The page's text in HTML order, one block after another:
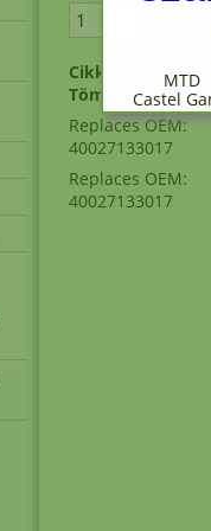
Cikkszám:
0907-
Tömeg:
0.5 kg
Replaces OEM:
40027133017
Replaces OEM:
40027133017
MTD
Castel